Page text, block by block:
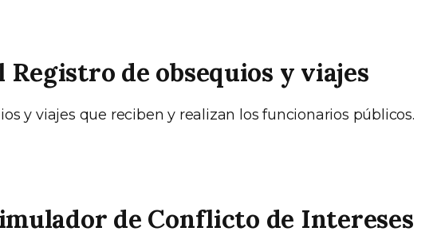
de obsequios y viajes
y viajes que reciben y realizan los funcionarios públicos.
de Conflicto de Intereses